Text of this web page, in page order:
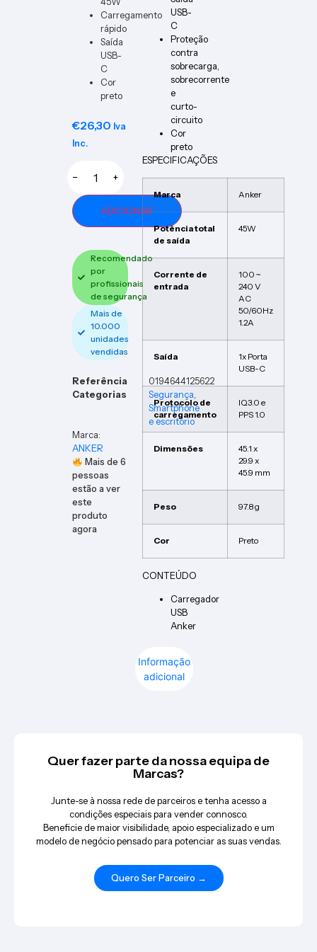
Carregamento
rápido
Saída
USB-
C
Cor
preto
€26,30 Iva
Inc.
− +
ADICIONAR
Recomendado
por
profissionais
de segurança
Mais de
10.000
unidades
vendidas
Referência
0194644125622
Categorias
Segurança,
Smartphone
e escritório
Marca:
ANKER
Mais de6
pessoas
estão a ver
este
produto
agora
Informação
adicional
USB-
C
Proteção
contra
sobrecarga,
sobrecorrente
e
curto-
circuito
Cor
preto
ESPECIFICAÇÕES
Marca Anker
Potência total
de saída
45W
Corrente de
entrada
100 ~
240 V
AC
50/60Hz
1.2A
Saída
1x Porta
USB-C
Protocolo de
carregamento
IQ3.0 e
PPS 1.0
Dimensões
45.1 x
29.9 x
45.9 mm
Peso 97.8 g
Cor Preto
CONTEÚDO
Carregador
USB
Anker
Quer fazer parte da nossa equipa de
Marcas?
Junte-se à nossa rede de parceiros e tenha acesso a
condições especiais para vender connosco.
Beneficie de maior visibilidade, apoio especializado e um
modelo de negócio pensado para potenciar as suas vendas.
Quero Ser Parceiro →